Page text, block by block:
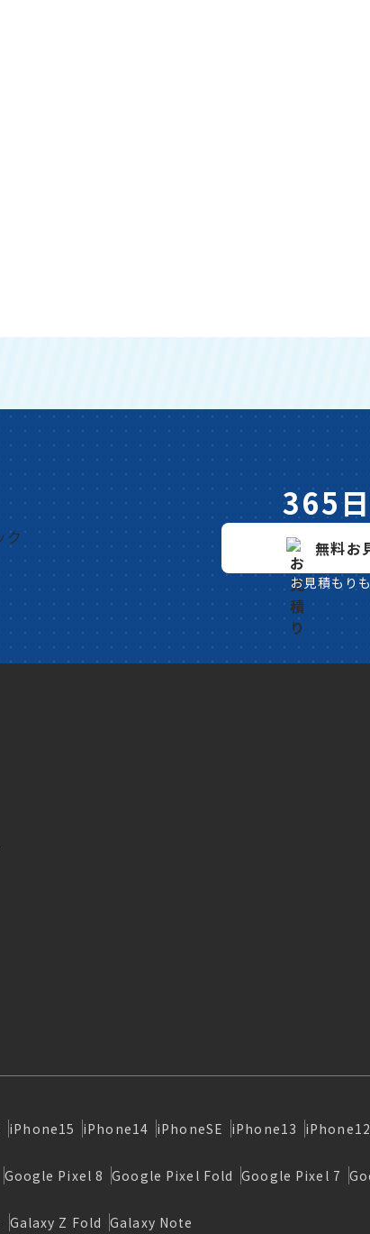
365
無料お
お見積もり
iPhone15 iPhone14 iPhoneSE iPhone13 iPhone12
Google Pixel 8 Google Pixel Fold Google Pixel 7
Galaxy Z Fold Galaxy Note